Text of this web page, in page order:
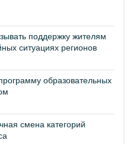
поддержку жителям
ситуациях регионов
образовательных
смена категорий